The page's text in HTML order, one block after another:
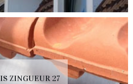
ZINGUEUR 27